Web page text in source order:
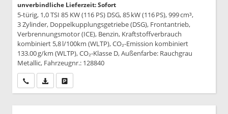
unverbindliche Lieferzeit: Sofort
5-türig, 1,0 TSI 85 KW (116 PS) DSG, 85 kW (116 PS), 999 cm³,
3 Zylinder, Doppelkupplungsgetriebe (DSG), Frontantrieb,
Verbrennungsmotor (ICE), Benzin, Kraftstoffverbrauch
kombiniert 5,8 l/100km (WLTP), CO₂-Emission kombiniert
133.00 g/km (WLTP), CO₂-Klasse D, Außenfarbe: Rauchgrau
Metallic, Fahrzeugnr.: 128840
Wir rufen Sie anPDF-Datei, Fahrzeugexposé drucken